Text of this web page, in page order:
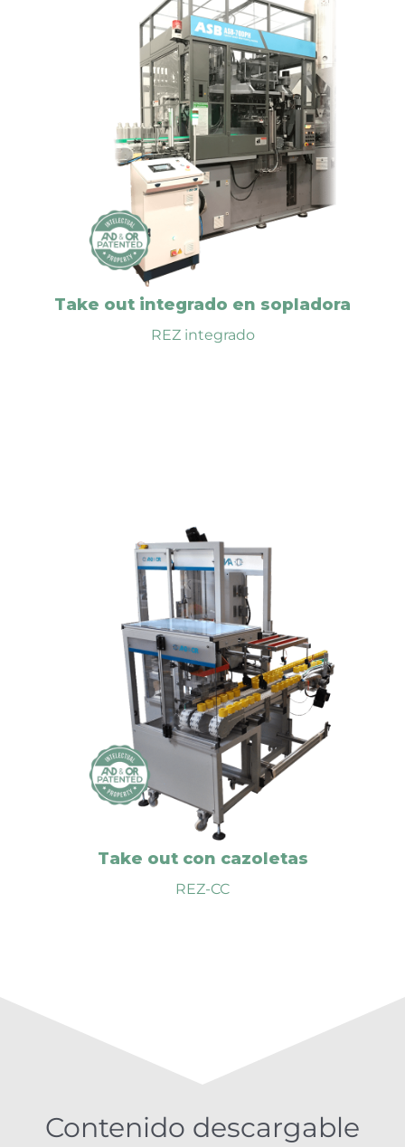
Take out integrado en sopladora
REZ integrado
Movimientos servo motorizados para ganar
precisión y reducir los tiempos de cambio de
formato.
Pinza universal para botellas, sin necesidad de
cambio de piezas.
Robot fácilmente manejable con conectores
rápidos, para retirar de la zona y acceder a
cambio de moldes en sopladora
Extrae los envases de forma ordenada, noble y
segura.
El equipo puede ser complementado con un
comprobador de poros integrado, REZ+LS.
Take out con cazoletas
REZ-CC
utiliza para la extracción de envases de forma
ordenada, noble y segura.
Incluye el posicionado automático de cazoletas,
garantizando el transporte de envases inestables.
Evita marcas y roces en los envases, permitiendo a su
vez su ordenamiento para su comprobación, el
ensacado o empaquetado automático y posterior
paletizado.
El equipo puede ser complementado con un
comprobador de poros integrado, REZ+LS.
DESCARGA
VIDEO
Contenido descargable